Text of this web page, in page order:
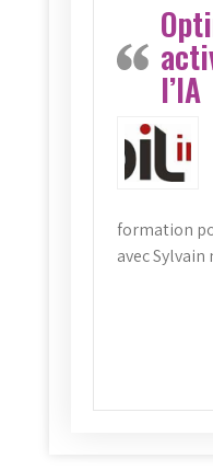
l’IA
formation
avec